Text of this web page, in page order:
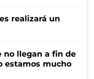
realizará un
no llegan a fin de
estamos mucho